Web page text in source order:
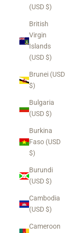
(USD $)
British
Virgin
Islands
(USD $)
Brunei (USD
$)
Bulgaria
(USD $)
Burkina
Faso (USD
$)
Burundi
(USD $)
Cambodia
(USD $)
Cameroon